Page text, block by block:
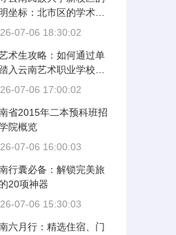
坐标：北市区的学术绿
07-06 18:30:02
术生攻略：如何通过单
入云南艺术职业学校的
殿堂
07-06 17:00:02
省2015年二本预科班招
院概览
07-06 16:00:03
行囊必备：解锁完美旅
20项神器
07-06 15:30:03
六月行：精选住宿、门